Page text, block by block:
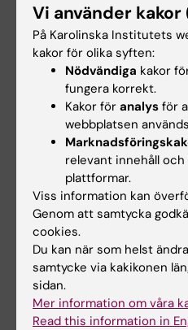
MTC (C1)
Institutionen för
cellbiologi
Kristina Gullsby
Neuro, NVS, (OF)
Neuro (C4)
Institutionen för
Therese Brogårde
NVS (H1)
Vi använder
På Karolinska Institutets
kakor för olika syften:
Nödvändiga kakor
fungera korrekt.
Kakor för analys för
webbplatsen
relevant innehåll
plattformar.
Viss information kan
Genom att samtycka
cookies.
Du kan när som helst
samtycke via kakikonen
sidan.
Mer information om våra
Read this information in